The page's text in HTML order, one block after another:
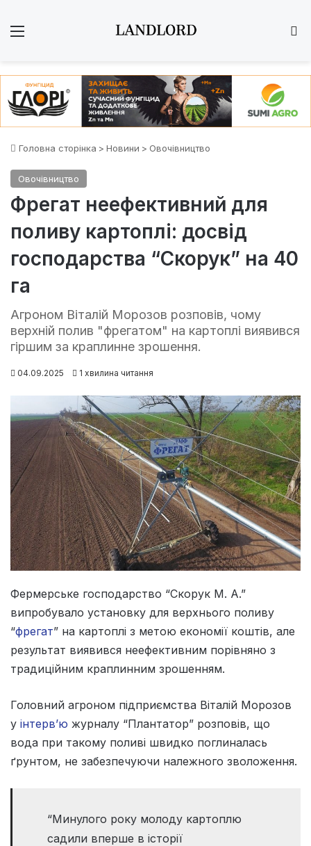
Головна сторінка > Новини > Овочівництво
Овочівництво
Фрегат неефективний для
поливу картоплі: досвід
господарства “Скорук” на 40
га
Агроном Віталій Морозов розповів, чому
верхній полив "фрегатом" на картоплі виявився
гіршим за краплинне зрошення.
04.09.2025 1 хвилина читання
Фермерське господарство “Скорук М. А.”
випробувало установку для верхнього поливу
“фрегат” на картоплі з метою економії коштів, але
результат виявився неефективним порівняно з
традиційним краплинним зрошенням.
Головний агроном підприємства Віталій Морозов
у інтерв’ю журналу “Плантатор” розповів, що
вода при такому поливі швидко поглиналась
ґрунтом, не забезпечуючи належного зволоження.
“Минулого року молоду картоплю
садили вперше в історії